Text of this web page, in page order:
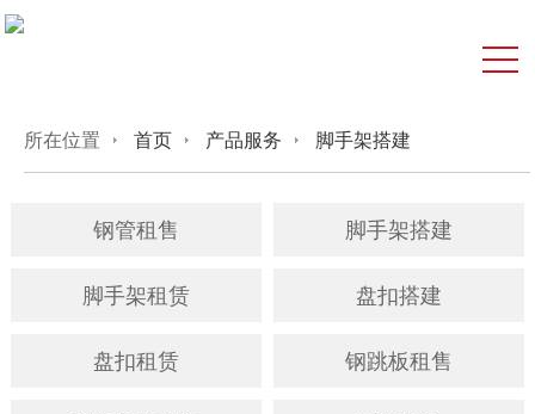
所在位置 首页 产品服务 脚手架搭建
钢管租售 脚手架搭建
脚手架租赁 盘扣搭建
盘扣租赁 钢跳板租售